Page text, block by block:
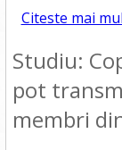
Citeste mai
Studiu:
pot
membri